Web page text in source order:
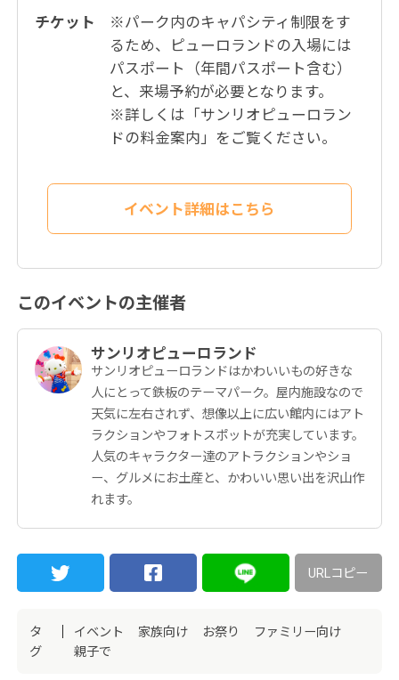
チケット
※パーク内のキャパシティ制限をす
るため、ピューロランドの入場には
パスポート（年間パスポート含む）
と、来場予約が必要となります。
※詳しくは「サンリオピューロラン
ドの料金案内」をご覧ください。
イベント詳細はこちら
このイベントの主催者
サンリオピューロランド
サンリオピューロランドはかわいいもの好きな
人にとって鉄板のテーマパーク。屋内施設なので
天気に左右されず、想像以上に広い館内にはアト
ラクションやフォトスポットが充実しています。
人気のキャラクター達のアトラクションやショ
ー、グルメにお土産と、かわいい思い出を沢山作
れます。
URLコピー
タ
グ
イベント 家族向け お祭り
ファミリー向け
親子で